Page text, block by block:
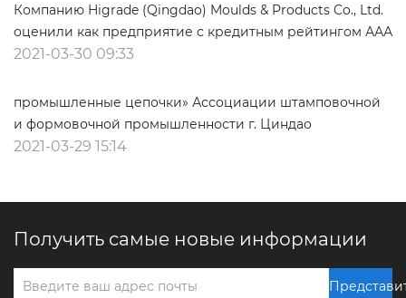
Компанию Higrade (Qingdao) Moulds & Products Co., Ltd.
оценили как предприятие с кредитным рейтингом ААА
2021-03-30 09:33
промышленные цепочки» Ассоциации штамповочной
и формовочной промышленности г. Циндао
2021-03-29 15:14
Получить самые новые информации